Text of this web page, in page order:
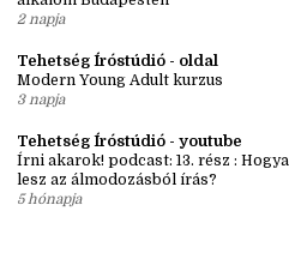
Regényötlet workshop – Egyszeri élő
alkalom Budapesten
2 napja
Tehetség Íróstúdió - oldal
Modern Young Adult kurzus
3 napja